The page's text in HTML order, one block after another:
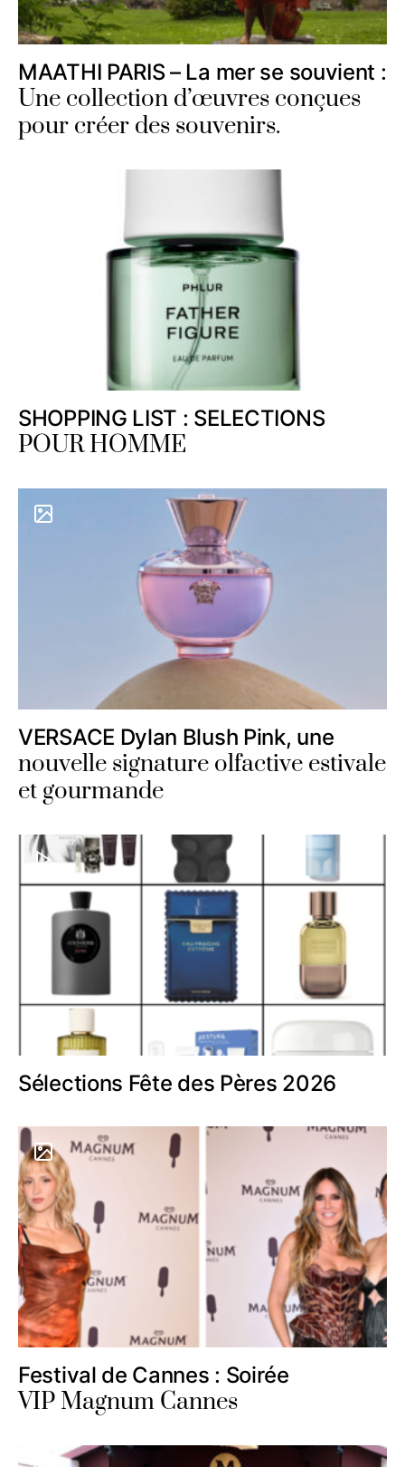
MAATHI PARIS – La mer se souvient :
Une collection d’œuvres conçues
pour créer des souvenirs.
SHOPPING LIST : SELECTIONS
POUR HOMME
VERSACE Dylan Blush Pink, une
nouvelle signature olfactive estivale
et gourmande
Sélections Fête des Pères 2026
Festival de Cannes : Soirée
VIP Magnum Cannes